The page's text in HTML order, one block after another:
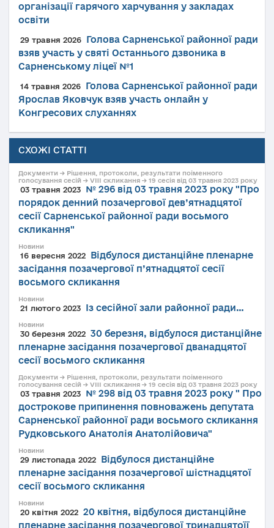
організації гарячого харчування у закладах
освіти
29 травня 2026
Голова Сарненської районної ради
взяв участь у святі Останнього дзвоника в
Сарненському ліцеї №1
14 травня 2026
Голова Сарненської районної ради
Ярослав Яковчук взяв участь онлайн у
Конгресових слуханнях
СХОЖІ СТАТТІ
Документи → Рішення, протоколи, результати поіменного
голосування сесій → VIII скликання → 19 сесія від 03 травня 2023 року
03 травня 2023
№ 296 від 03 травня 2023 року "Про
порядок денний позачергової дев’ятнадцятої
сесії Сарненської районної ради восьмого
скликання"
Новини
16 вересня 2022
Відбулося дистанційне пленарне
засідання позачергової п’ятнадцятої сесії
восьмого скликання
Новини
21 лютого 2023 Із сесійної зали районної ради…
Новини
30 березня 2022 30 березня, відбулося дистанційне
пленарне засідання позачергової дванадцятої
сесії восьмого скликання
Документи → Рішення, протоколи, результати поіменного
голосування сесій → VIII скликання → 19 сесія від 03 травня 2023 року
03 травня 2023
№ 298 від 03 травня 2023 року " Про
дострокове припинення повноважень депутата
Сарненської районної ради восьмого скликання
Рудковського Анатолія Анатолійовича"
Новини
29 листопада 2022
Відбулося дистанційне
пленарне засідання позачергової шістнадцятої
сесії восьмого скликання
Новини
20 квітня 2022 20 квітня, відбулося дистанційне
пленарне засідання позачергової тринадцятоїї